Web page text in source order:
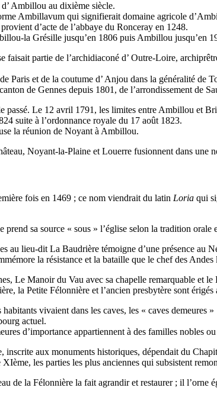
Ambillou au dixième siècle.
Ambillavum qui signifierait domaine agricole
d’acte de l’abbaye du Ronceray en 1248.
la Grésille jusqu’en 1806 puis Ambillou jusqu’en
faisait partie de l’archidiaconé d’ Outre-Loire,
Paris et de la coutume d’ Anjou dans la généralité de
de Gennes depuis 1801, de l’arrondissement de
passé. Le 12 avril 1791, les limites entre Ambillou et
suite à l’ordonnance royale du 17 août 1823.
la réunion de Noyant à Ambillou.
Noyant-la-Plaine et Louerre fusionnent dans une
fois en 1469 ; ce nom viendrait du latin Loria qui
sa source « sous » l’église selon la tradition orale
au lieu-dit La Baudrière témoigne d’une présence au
la résistance et la bataille que le chef des
Le Manoir du Vau avec sa chapelle remarquable et
la Petite Félonnière et l’ancien presbytère sont
vivaient dans les caves, les « caves demeures »
actuel.
d’importance appartiennent à des familles nobles
inscrite aux monuments historiques, dépendait du
XIème, les parties les plus anciennes qui subsistent
de la Félonnière la fait agrandir et restaurer ; il l’orne